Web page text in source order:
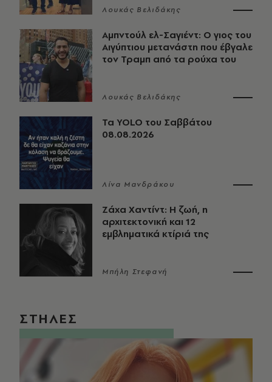
Λουκάς Βελιδάκης
Αμπντούλ ελ-Σαγιέντ: Ο γιος του
Αιγύπτιου μετανάστη που έβγαλε
τον Τραμπ από τα ρούχα του
Λουκάς Βελιδάκης
Τα YOLO του Σαββάτου
08.08.2026
Λίνα Μανδράκου
Ζάχα Χαντίντ: Η ζωή, η
αρχιτεκτονική και 12
εμβληματικά κτίριά της
Μπήλη Στεφανή
ΣΤΗΛΕΣ